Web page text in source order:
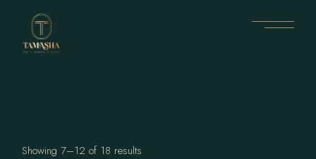
content
Showing 7–12 of 18 results